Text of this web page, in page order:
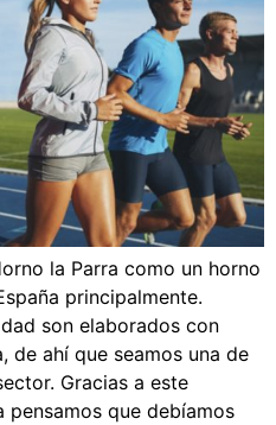
la Parra como un horno
principalmente.
son elaborados con
de ahí que seamos una de
Gracias a este
pensamos que debíamos